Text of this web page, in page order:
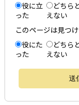
役に立
った
どちら
えない
このページは見つ
役にた
った
どちら
えない